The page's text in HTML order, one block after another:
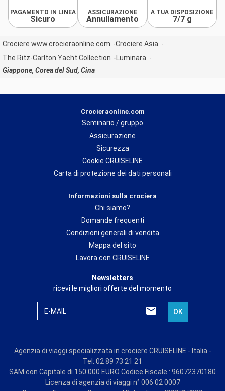
PAGAMENTO IN LINEA
Sicuro
ASSICURAZIONE
Annullamento
A TUA DISPOSIZIONE
7/7 g
Crociere www.crocieraonline.com
Crociere Asia
The Ritz-Carlton Yacht Collection
Luminara
Giappone, Corea del Sud, Cina
Crocieraonline.com
Seminario / gruppo
Assicurazione
Sicurezza
Cookie CRUISELINE
Carta di protezione dei dati personali
Informazioni sulla crociera
Chi siamo?
Domande frequenti
Condizioni generali di vendita
Mappa del sito
Lavora con CRUISELINE
Newsletters
ricevi le migliori offerte del momento
E-MAIL OK
Agenzia di viaggi specializzata in crociere CRUISELINE - Italia -
Tel: 02 89 73 21 21
SAM con Capitale di 150 000 EURO Codice Fiscale : 96072370180
Licenza di agenzia di viaggi n° 006 02 0007